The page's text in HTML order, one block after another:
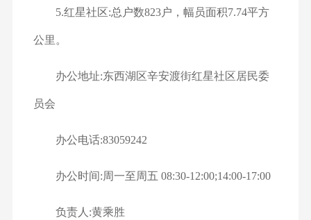
5.红星社区:总户数823户，幅员面积7.74平方
公里。
办公地址:东西湖区辛安渡街红星社区居民委
员会
办公电话:83059242
办公时间:周一至周五 08:30-12:00;14:00-17:00
负责人:黄乘胜